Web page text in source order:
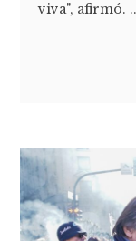
viva", afirmó.